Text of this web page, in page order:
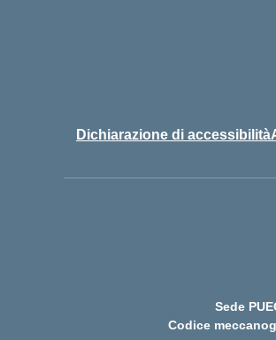
Dichiarazione di accessibilità
Sede
Codice